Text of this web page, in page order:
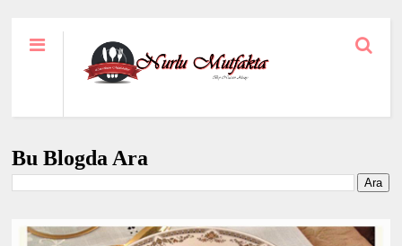
Bu Blogda Ara